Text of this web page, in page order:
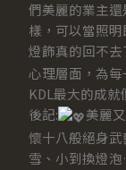
們美麗的業主
樣，可以當照
燈飾真的回不去
心理層面，為
KDL最大的成就
後記:
美麗
懷十八般絕身
雪、小到換燈